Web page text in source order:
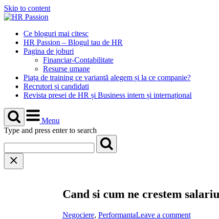
Skip to content
Ce bloguri mai citesc
HR Passion – Blogul tau de HR
Pagina de joburi
Financiar-Contabilitate
Resurse umane
Piața de training ce variantă alegem și la ce companie?
Recrutori și candidati
Revista presei de HR și Business intern și internațional
Menu
Type and press enter to search
Cand si cum ne crestem
Negociere, PerformantaLeave a comment